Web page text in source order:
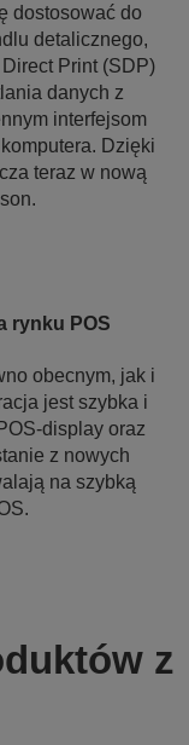
dostosować do
detalicznego,
Print (SDP)
danych z
interfejsom
Dzięki
teraz w nową
rynku POS
obecnym, jak i
jest szybka i
display oraz
z nowych
na szybką
z